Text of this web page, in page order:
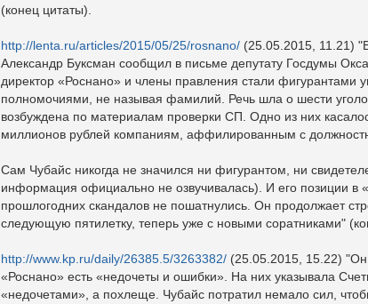
(конец цитаты).
http://lenta.ru/articles/2015/05/25/rosnano/ (25.05.2015, 11.21)
Александр Буксман сообщил в письме депутату Госдумы
директор «Роснано» и члены правления стали фигурантами
полномочиями, не называя фамилий. Речь шла о шести
возбуждена по материалам проверки СП. Одно из них
миллионов рублей компаниям, аффилированным с
Сам Чубайс никогда не значился ни фигурантом, ни
информация официально не озвучивалась). И его позиции в
прошлогодних скандалов не пошатнулись. Он продолжает
следующую пятилетку, теперь уже с новыми соратниками"
http://www.kp.ru/daily/26385.5/3263382/ (25.05.2015, 15.22) "Он
«Роснано» есть «недочеты и ошибки». На них указывала
«недочетами», а похлеще. Чубайс потратил немало сил,